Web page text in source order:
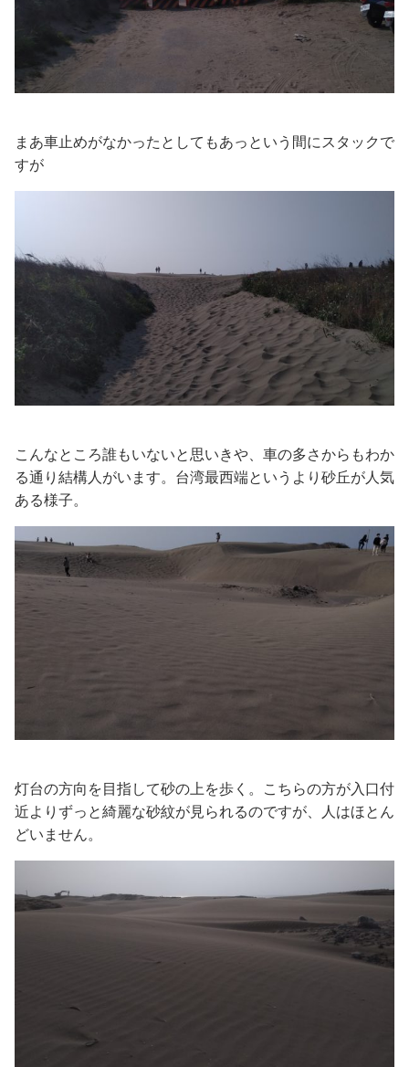
まあ車止めがなかったとしてもあっという間にスタックで
すが
こんなところ誰もいないと思いきや、車の多さからもわか
る通り結構人がいます。台湾最西端というより砂丘が人気
ある様子。
灯台の方向を目指して砂の上を歩く。こちらの方が入口付
近よりずっと綺麗な砂紋が見られるのですが、人はほとん
どいません。